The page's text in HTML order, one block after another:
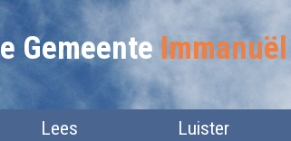
Gemeente Immanuël
Lees Luister